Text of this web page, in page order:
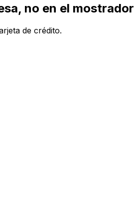
no en el mostrador
de crédito.